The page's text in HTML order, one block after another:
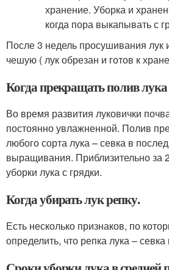
После 3 недель просушивания лук
чешую ( лук обрезан и готов к
Когда прекращать полив лука
Во время развития луковички
постоянно увлажненной. Полив
любого сорта лука – севка в
выращивания. Приблизительно за
уборки лука с грядки.
Когда убирать лук репку.
Есть несколько признаков, по
определить, что репка лука – севка